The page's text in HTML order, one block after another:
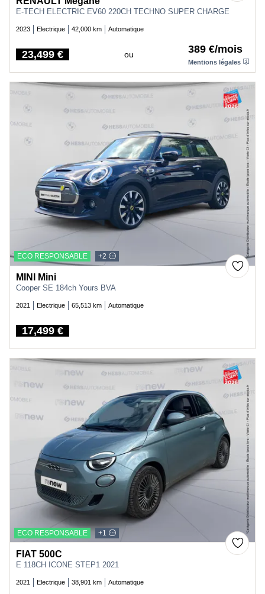
E-TECH ELECTRIC EV60 220CH TECHNO SUPER CHARGE
2023 Electrique 42,000 km Automatique
Price
23,499 € ou 389 €/mois
Mentions légales
ECO RESPONSABLE +2
MINI Mini
Cooper SE 184ch Yours BVA
2021 Electrique 65,513 km Automatique
Price
17,499 €
ECO RESPONSABLE +1
FIAT 500C
E 118CH ICONE STEP1 2021
2021 Electrique 38,901 km Automatique